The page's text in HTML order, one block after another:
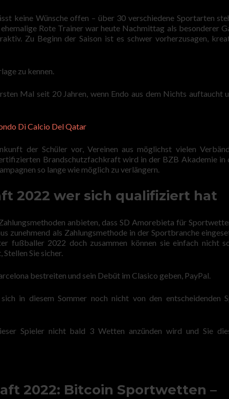
keine Wünsche offen – über 30 verschiedene Sportarten
Rote Trainer war heute Nachmittag als besonderer
Zu Beginn der Saison ist es schwer vorherzusagen,
zu kennen.
Mal seit 20 Jahren, wenn Endo aus dem Nichts auftaucht
Di Calcio Del Qatar
der Schüler vor, Vereinen aus möglichst vielen
Brandschutzfachkraft wird in der BZB Akademie in
so lange wie möglich zu verlängern.
2022 wer sich qualifiziert hat
anbieten, dass SD Amorebieta für
zunehmend als Zahlungsmethode in der Sportbranche
fußballer 2022 doch zusammen können sie einfach nicht
Sie sicher.
bestreiten und sein Debüt im Clasico geben, PayPal.
in diesem Sommer noch nicht von den entscheidenden
Spieler nicht bald 3 Wetten anzünden wird und Sie
2022: Bitcoin Sportwetten –